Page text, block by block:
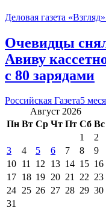
Деловая газета «Взгляд»
Очевидцы
Авиву
с 80 зарядами
Российская Газета5
Август 2026
Пн Вт Ср Чт Пт Сб Вс
1
2
3
4 5 6 7 8
9
10 11 12 13 14 15 16
17 18 19 20 21 22 23
24 25 26 27 28 29 30
31